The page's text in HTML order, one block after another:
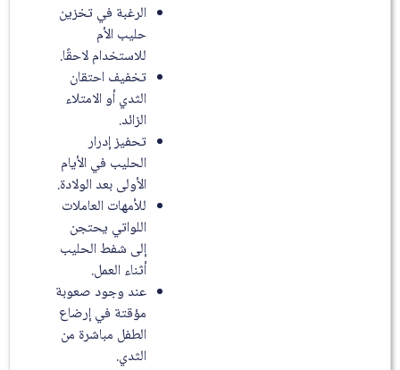
الرغبة في تخزين
حليب الأم
للاستخدام لاحقًا.
تخفيف احتقان
الثدي أو الامتلاء
الزائد.
تحفيز إدرار
الحليب في الأيام
الأولى بعد الولادة.
للأمهات العاملات
اللواتي يحتجن
إلى شفط الحليب
أثناء العمل.
عند وجود صعوبة
مؤقتة في إرضاع
الطفل مباشرة من
الثدي.